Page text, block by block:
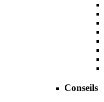
Conseils